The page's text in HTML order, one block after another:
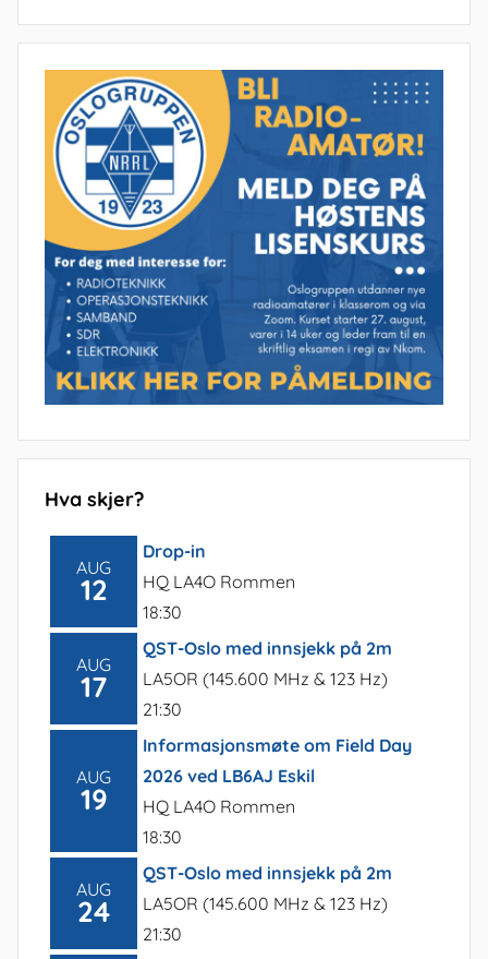
Hva skjer?
AUG
12
Drop-in
HQ LA4O Rommen
18:30
AUG
17
QST-Oslo med innsjekk på 2m
LA5OR (145.600 MHz & 123 Hz)
21:30
AUG
19
Informasjonsmøte om Field Day
2026 ved LB6AJ Eskil
HQ LA4O Rommen
18:30
AUG
24
QST-Oslo med innsjekk på 2m
LA5OR (145.600 MHz & 123 Hz)
21:30